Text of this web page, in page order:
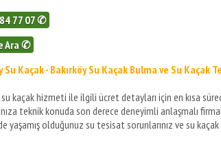
77 07 ✆
Ara ✆
Su Kaçak - Bakırköy Su Kaçak Bulma ve Su Kaçak
su kaçak hizmeti ile ilgili ücret detayları için en kısa
teknik konuda son derece deneyimli anlaşmalı
yaşamış olduğunuz su tesisat sorunlarınız ve su